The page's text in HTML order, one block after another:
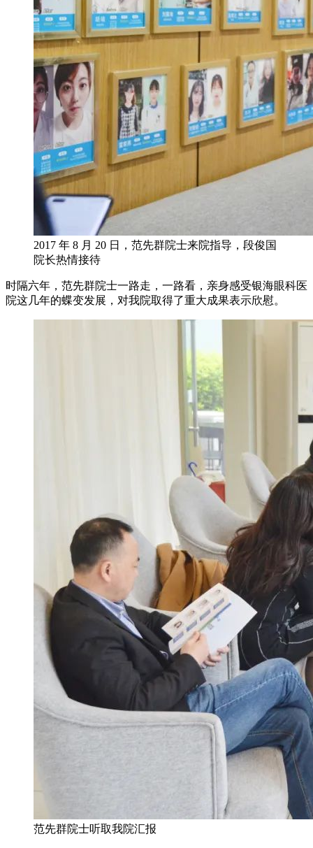
2017 年 8 月 20 日，范先群院士来院指导，段俊国
院长热情接待
时隔六年，范先群院士一路走，一路看，亲身感受银海眼科医
院这几年的蝶变发展，对我院取得了重大成果表示欣慰。
范先群院士听取我院汇报